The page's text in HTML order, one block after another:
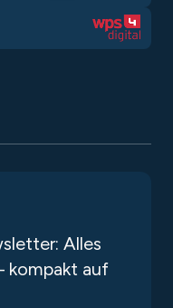
Alles
kompakt auf